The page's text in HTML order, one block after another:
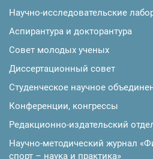
Научно-исследовательские
Аспирантура и докторантура
Совет молодых ученых
Диссертационный совет
Студенческое научное
Конференции, конгрессы
Редакционно-издательский
Научно-методический журнал
спорт – наука и практика»